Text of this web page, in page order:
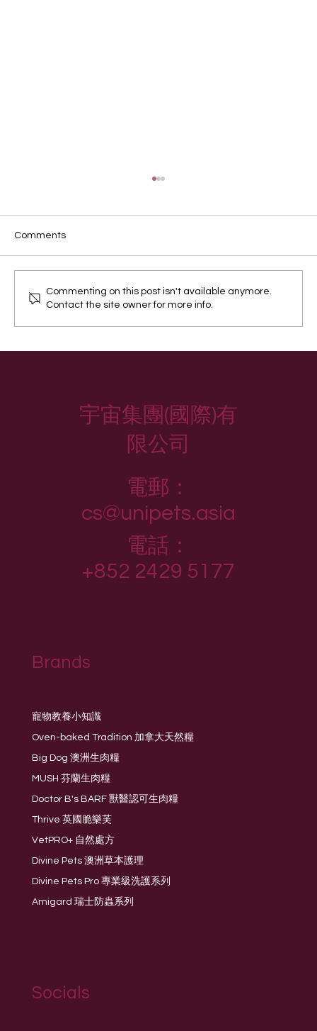
Comments
Commenting on this post isn't available anymore.
Contact the site owner for more info.
Brands
寵物教養小知識
Oven-baked Tradition 加拿大天然糧
Big Dog 澳洲生肉糧
MUSH 芬蘭生肉糧
Doctor B's BARF 獸醫認可生肉糧
Thrive 英國脆樂芙
VetPRO+ 自然處方
Divine Pets 澳洲草本護理
Divine Pets Pro 專業級洗護系列
Amigard 瑞士防蟲系列
Socials
宇宙集團(國際)有
限公司
電郵：
cs@unipets.asia
電話：
+852 2429 5177